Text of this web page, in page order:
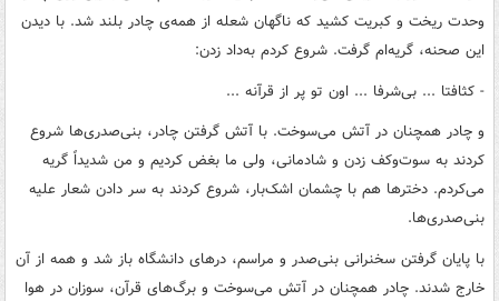
وحدت ریخت و کبریت کشید که ناگهان شعله از همه‌ی چادر بلند شد. با دیدن
این صحنه، گریه‌ام گرفت. شروع کردم به‌داد زدن:
- کثافتا ... بی‌شرفا ... اون تو پر از قرآنه ...
و چادر همچنان در آتش می‌سوخت. با آتش گرفتن چادر، بنی‌صدری‌ها شروع
کردند به سوت‌وکف زدن و شادمانی، ولی ما بغض کردیم و من شدیداً گریه
می‌کردم. دخترها هم با چشمان اشک‌بار، شروع کردند به سر دادن شعار علیه
بنی‌صدری‌ها.
با پایان گرفتن سخنرانی بنی‌صدر و مراسم، درهای دانشگاه باز شد و همه از آن
خارج شدند. چادر همچنان در آتش می‌سوخت و برگ‌های قرآن، سوزان در هوا